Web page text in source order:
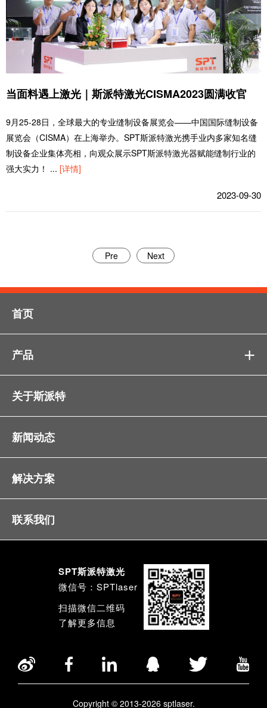
当面料遇上激光｜斯派特激光CISMA2023圆满收官
9月25-28日，全球最大的专业缝制设备展览会——中国国际缝制设备
展览会（CISMA）在上海举办。SPT斯派特激光携手业内多家知名缝
制设备企业集体亮相，向观众展示SPT斯派特激光器赋能缝制行业的
强大实力！ ... [详情]
2023-09-30
Pre Next
首页
产品 
关于斯派特
新闻动态
解决方案
联系我们
SPT斯派特激光
微信号：SPTlaser
扫描微信二维码
了解更多信息
Copyright © 2013-2026 sptlaser.